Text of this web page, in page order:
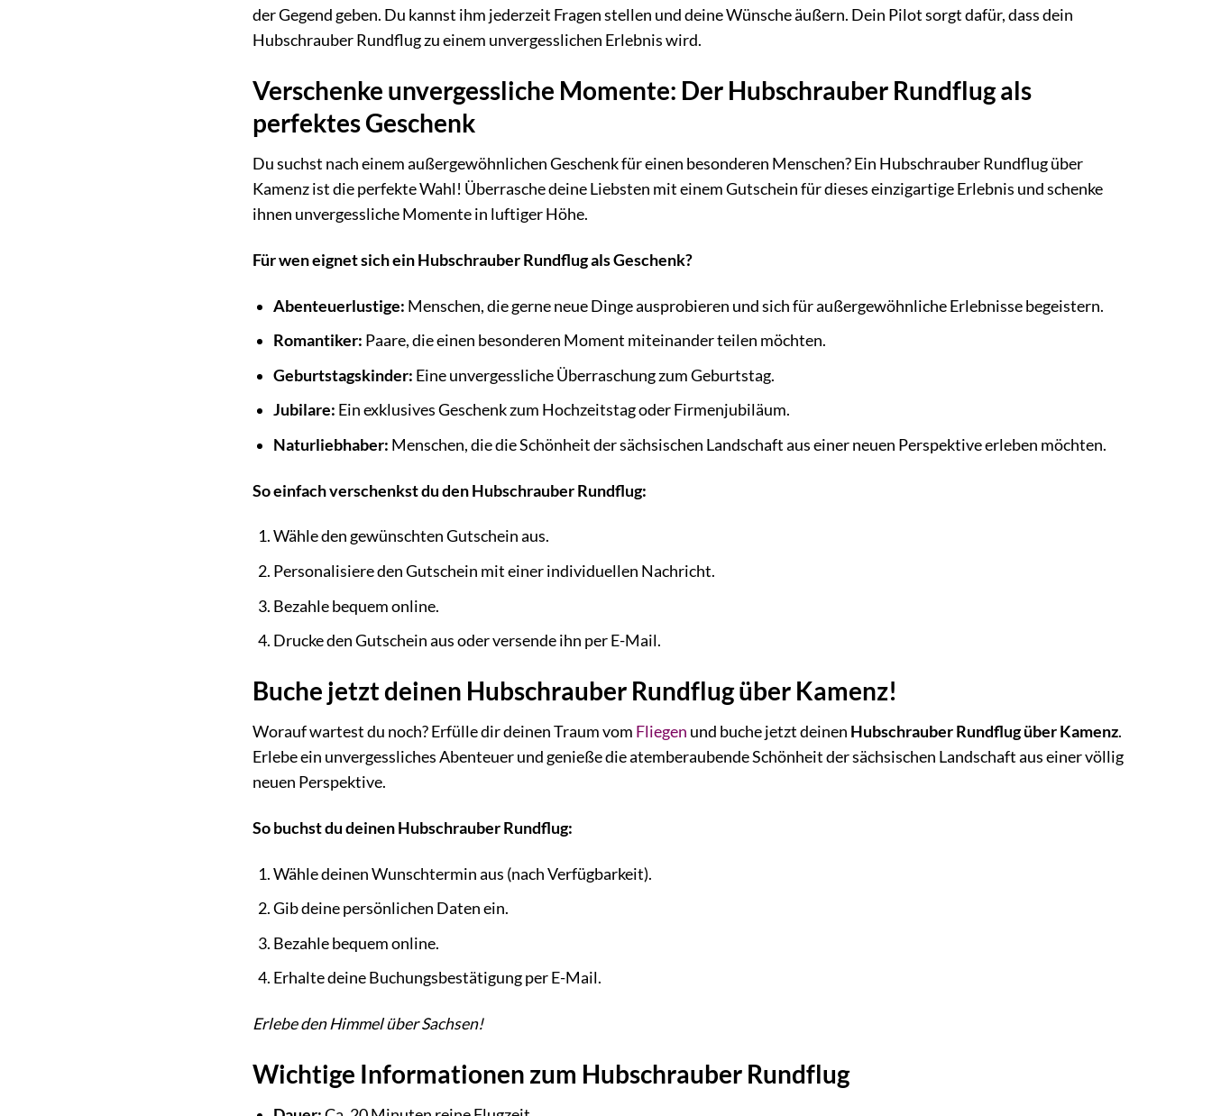
der Gegend geben. Du kannst ihm jederzeit Fragen stellen und deine Wünsche äußern. Dein Pilot sorgt dafür, dass dein
Hubschrauber Rundflug zu einem unvergesslichen Erlebnis wird.
Verschenke unvergessliche Momente: Der Hubschrauber Rundflug als
perfektes Geschenk
Du suchst nach einem außergewöhnlichen Geschenk für einen besonderen Menschen? Ein Hubschrauber Rundflug über
Kamenz ist die perfekte Wahl! Überrasche deine Liebsten mit einem Gutschein für dieses einzigartige Erlebnis und schenke
ihnen unvergessliche Momente in luftiger Höhe.
Für wen eignet sich ein Hubschrauber Rundflug als Geschenk?
Abenteuerlustige: Menschen, die gerne neue Dinge ausprobieren und sich für außergewöhnliche Erlebnisse begeistern.
Romantiker: Paare, die einen besonderen Moment miteinander teilen möchten.
Geburtstagskinder: Eine unvergessliche Überraschung zum Geburtstag.
Jubilare: Ein exklusives Geschenk zum Hochzeitstag oder Firmenjubiläum.
Naturliebhaber: Menschen, die die Schönheit der sächsischen Landschaft aus einer neuen Perspektive erleben möchten.
So einfach verschenkst du den Hubschrauber Rundflug:
Wähle den gewünschten Gutschein aus.
Personalisiere den Gutschein mit einer individuellen Nachricht.
Bezahle bequem online.
Drucke den Gutschein aus oder versende ihn per E-Mail.
Buche jetzt deinen Hubschrauber Rundflug über Kamenz!
Worauf wartest du noch? Erfülle dir deinen Traum vom Fliegen und buche jetzt deinen Hubschrauber Rundflug über Kamenz.
Erlebe ein unvergessliches Abenteuer und genieße die atemberaubende Schönheit der sächsischen Landschaft aus einer völlig
neuen Perspektive.
So buchst du deinen Hubschrauber Rundflug:
Wähle deinen Wunschtermin aus (nach Verfügbarkeit).
Gib deine persönlichen Daten ein.
Bezahle bequem online.
Erhalte deine Buchungsbestätigung per E-Mail.
Erlebe den Himmel über Sachsen!
Wichtige Informationen zum Hubschrauber Rundflug